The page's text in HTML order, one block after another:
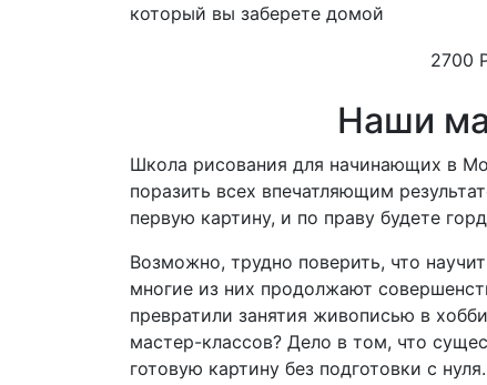
который вы заберете домой
2700
Наши
Школа рисования для начинающих в
поразить всех впечатляющим
первую картину, и по праву будете
Возможно, трудно поверить, что
многие из них продолжают
превратили занятия живописью в
мастер-классов? Дело в том, что
готовую картину без подготовки с нуля.